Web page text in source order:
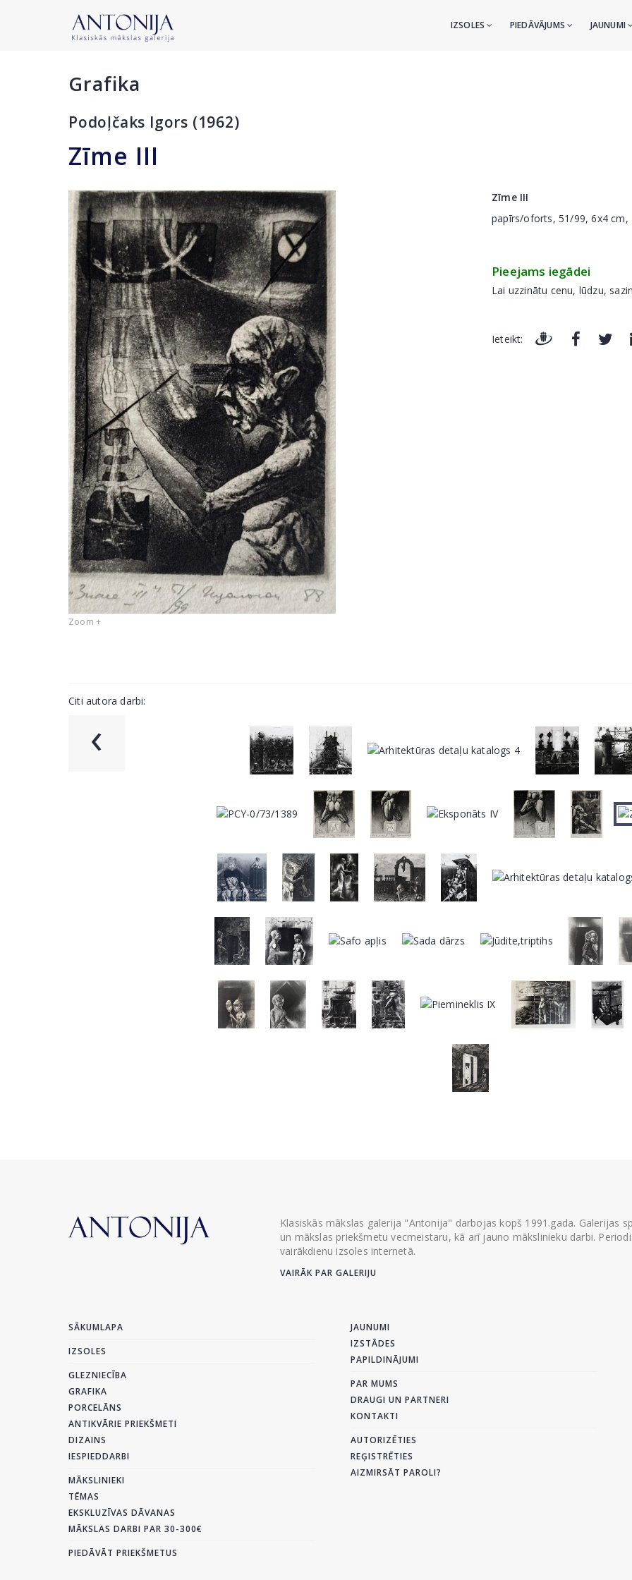
IZSOLES PIEDĀVĀJUMS JAUNUMI
Grafika
Podoļčaks Igors (1962)
Zīme III
Zoom +
Zīme III
papīrs/oforts, 51/99, 6x4 cm,
Pieejams iegādei
Lai uzzinātu cenu, lūdzu,
Ieteikt:
Citi autora darbi:
‹
Klasiskās mākslas galerija "Antonija" darbojas kopš 1991.gada. Galerijas
un mākslas priekšmetu vecmeistaru, kā arī jauno mākslinieku darbi.
vairākdienu izsoles internetā.
VAIRĀK PAR GALERIJU
SĀKUMLAPA
IZSOLES
GLEZNIECĪBA
GRAFIKA
PORCELĀNS
ANTIKVĀRIE PRIEKŠMETI
DIZAINS
IESPIEDDARBI
MĀKSLINIEKI
TĒMAS
EKSKLUZĪVAS DĀVANAS
MĀKSLAS DARBI PAR 30-300€
PIEDĀVĀT PRIEKŠMETUS
JAUNUMI
IZSTĀDES
PAPILDINĀJUMI
PAR MUMS
DRAUGI UN PARTNERI
KONTAKTI
AUTORIZĒTIES
REĢISTRĒTIES
AIZMIRSĀT PAROLI?